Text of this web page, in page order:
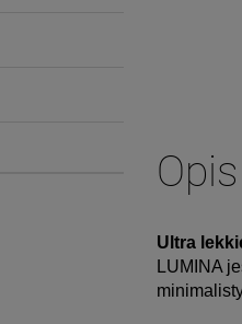
Opis
Ultra
LUMINA